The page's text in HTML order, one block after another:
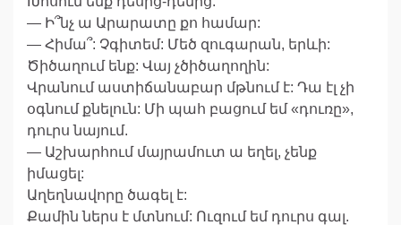
— Ի՞նչ ա Արարատը քո համար:
— Հիմա՞: Չգիտեմ: Մեծ զուգարան, երևի:
Ծիծաղում ենք: Վայ չծիծաղողին:
Վրանում աստիճանաբար մթնում է: Դա էլ չի
օգնում քնելուն: Մի պահ բացում եմ «դուռը»,
դուրս նայում.
— Աշխարհում մայրամուտ ա եղել, չենք
իմացել:
Աղեղնավորը ծագել է:
Քամին ներս է մտնում: Ուզում եմ դուրս գալ.